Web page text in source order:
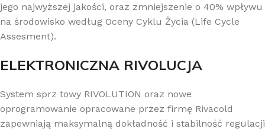
jego najwyższej jakości, oraz zmniejszenie o 40% wpływu
na środowisko według Oceny Cyklu Życia (Life Cycle
Assesment).
ELEKTRONICZNA RIVOLUCJA
System sprz towy RIVOLUTION oraz nowe
oprogramowanie opracowane przez firmę Rivacold
zapewniają maksymalną dokładność i stabilność regulacji